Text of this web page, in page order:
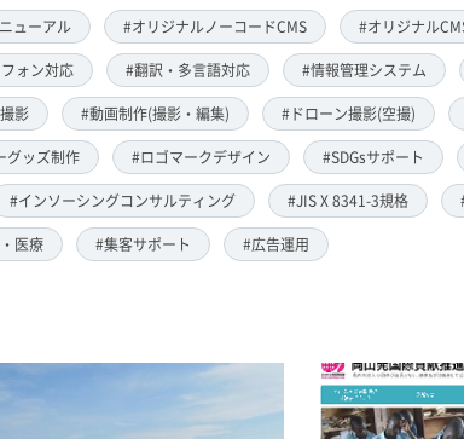
ューアル #オリジナルノーコードCMS #オリジナル
ォン対応 #翻訳・多言語対応 #情報管理システム
影 #動画制作(撮影・編集) #ドローン撮影(空撮)
グッズ制作 #ロゴマークデザイン #SDGsサポート
#インソーシングコンサルティング #JIS X 8341-3規格
医療 #集客サポート #広告運用